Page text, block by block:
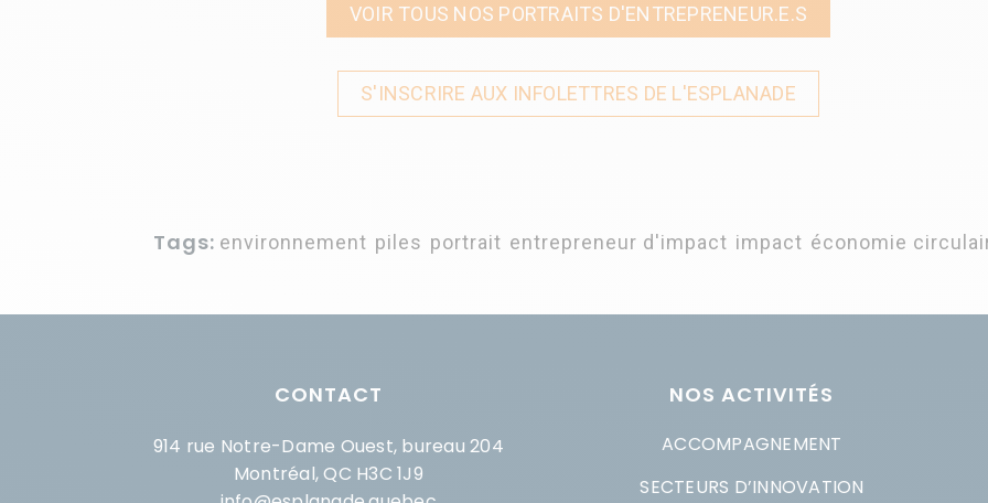
VOIR TOUS NOS PORTRAITS D'ENTREPRENEUR.E.S
S'INSCRIRE AUX INFOLETTRES DE L'ESPLANADE
Tags: environnement piles portrait entrepreneur d'impact impact économie
CONTACT
914 rue Notre-Dame Ouest, bureau 204
Montréal, QC H3C 1J9
NOS ACTIVITÉS
ACCOMPAGNEMENT
SECTEURS D’INNOVATION